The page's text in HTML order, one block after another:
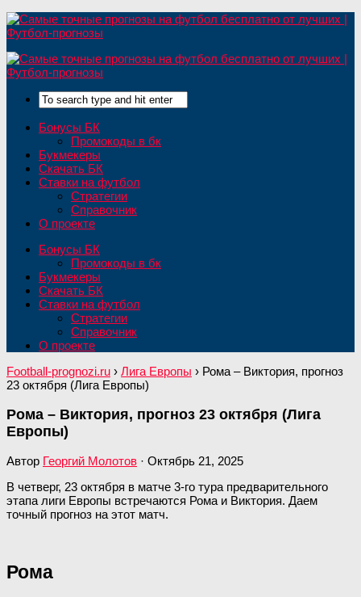
Бонусы БК
Промокоды в бк
Букмекеры
Скачать БК
Ставки на футбол
Стратегии
Справочник
О проекте
Бонусы БК
Промокоды в бк
Букмекеры
Скачать БК
Ставки на футбол
Стратегии
Справочник
О проекте
Football-prognozi.ru › Лига Европы › Рома – Виктория, прогноз
23 октября (Лига Европы)
Рома – Виктория, прогноз 23 октября (Лига
Европы)
Автор Георгий Молотов · Октябрь 21, 2025
В четверг, 23 октября в матче 3-го тура предварительного
этапа лиги Европы встречаются Рома и Виктория. Даем
точный прогноз на этот матч.
Рома